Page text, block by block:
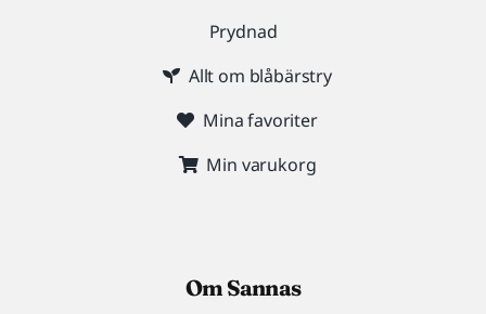
Prydnad
Allt om blåbärstry
Mina favoriter
Min varukorg
Om Sannas